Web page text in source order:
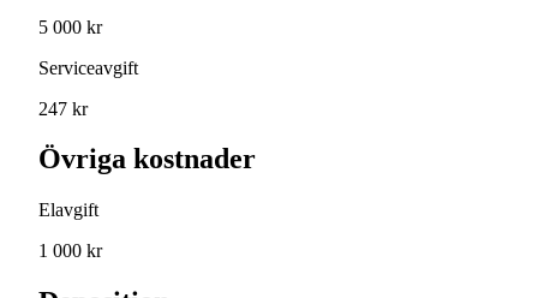
5 000 kr
Serviceavgift
247 kr
Övriga kostnader
Elavgift
1 000 kr